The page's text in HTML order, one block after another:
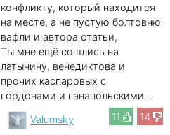
конфликту, который находится
на месте, а не пустую болтовню
вафли и автора статьи,
Ты мне ещё сошлись на
латынину, венедиктова и
прочих каспаровых с
гордонами и ганапольскими...
11
14
Valumsky